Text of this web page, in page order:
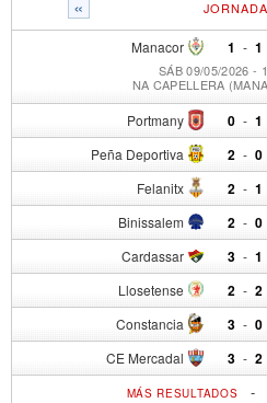
«
Manacor 1 - 1
SÁB 09/05/2026 -
NA CAPELLERA
Portmany 0 - 1
Peña Deportiva 2 - 0
Felanitx 2 - 1
Binissalem 2 - 0
Cardassar 3 - 1
Llosetense 2 - 2
Constancia 3 - 0
CE Mercadal 3 - 2
MÁS RESULTADOS